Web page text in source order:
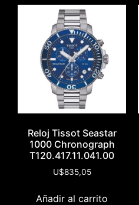
Reloj Tissot Seastar
1000 Chronograph
T120.417.11.041.00
U$835,05
Añadir al carrito